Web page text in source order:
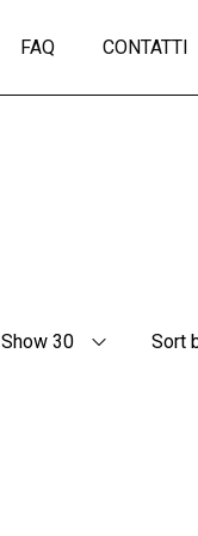
FAQ CONTATTI
Show 30 Sort